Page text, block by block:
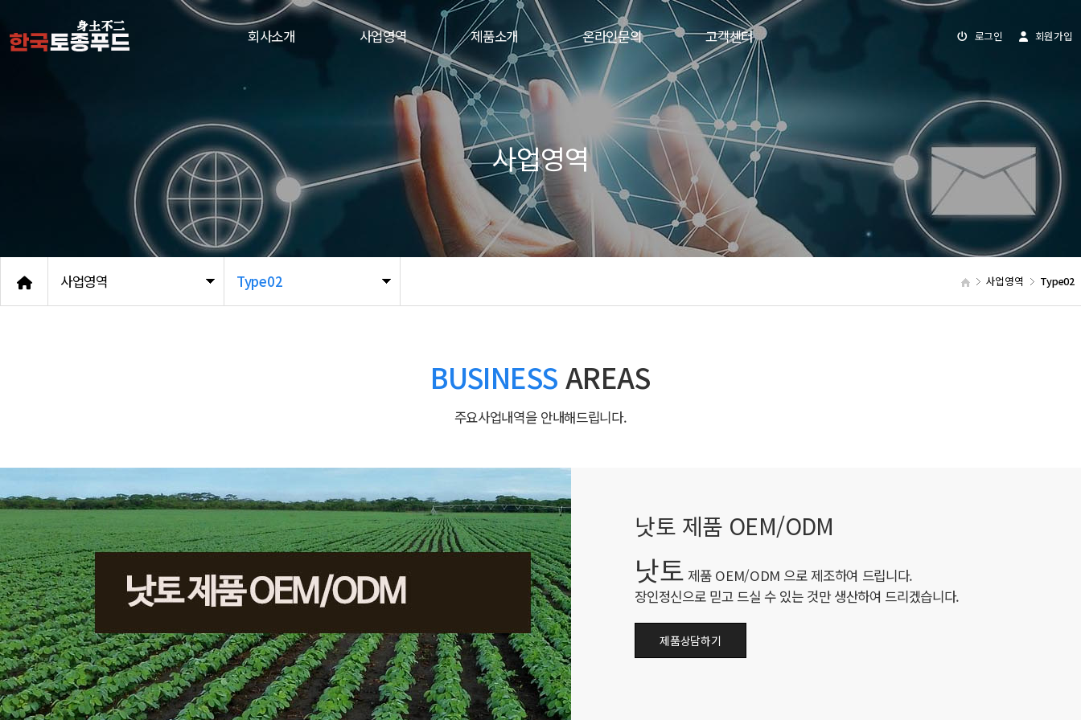
회사소개 사업영역 제품소개 온라인문의 고객센터 로그인 회원가입
사업영역 Type02 사업영역 Type02
사업영역
BUSINESSAREAS
주요사업내역을 안내해드립니다.
낫토 제품 OEM/ODM
낫토 제품 OEM/ODM 으로 제조하여 드립니다.
장인정신으로 믿고 드실 수 있는 것만 생산하여 드리겠습니다.
제품상담하기